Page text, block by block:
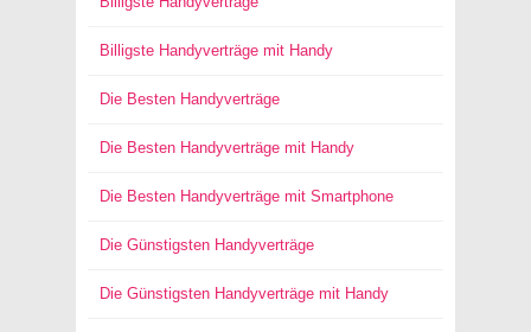
Billigste Handyverträge mit Handy
Die Besten Handyverträge
Die Besten Handyverträge mit Handy
Die Besten Handyverträge mit Smartphone
Die Günstigsten Handyverträge
Die Günstigsten Handyverträge mit Handy